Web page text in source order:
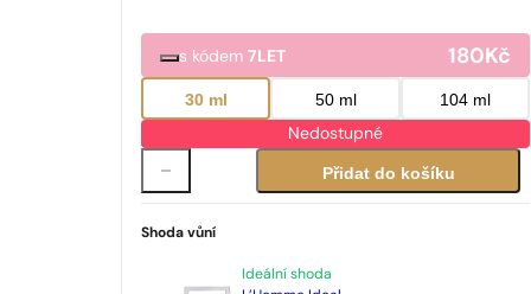
s kódem7LET 180Kč
30 ml 50 ml 104 ml
Nedostupné
Přidat do košíku
Shoda vůní
Ideální shoda